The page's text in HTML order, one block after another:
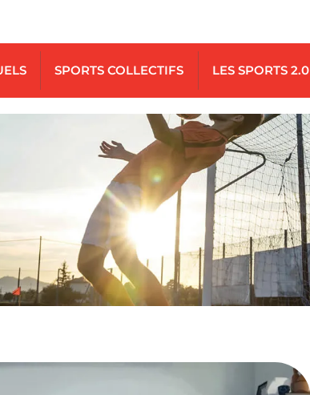
SPORTS COLLECTIFS LES SPORTS 2.0